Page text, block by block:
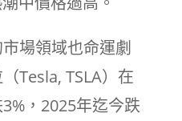
場領域也命運劇
Tesla, TSLA）在
，2025年迄今跌